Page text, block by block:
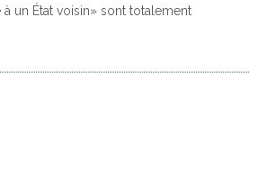
un État voisin» sont totalement